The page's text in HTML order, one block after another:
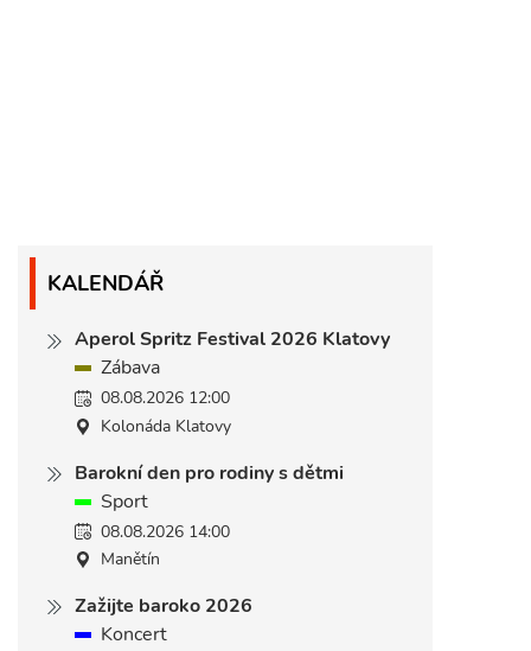
KALENDÁŘ
Aperol Spritz Festival 2026 Klatovy
Zábava
08.08.2026 12:00
Kolonáda Klatovy
Barokní den pro rodiny s dětmi
Sport
08.08.2026 14:00
Manětín
Zažijte baroko 2026
Koncert